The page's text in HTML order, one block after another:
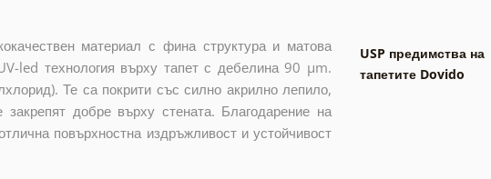
материал с фина структура и матова
led технология върху тапет с дебелина 90 µm.
Те са покрити със силно акрилно лепило,
добре върху стената. Благодарение на
повърхностна издръжливост и устойчивост
USP предимства на
тапетите Dovido